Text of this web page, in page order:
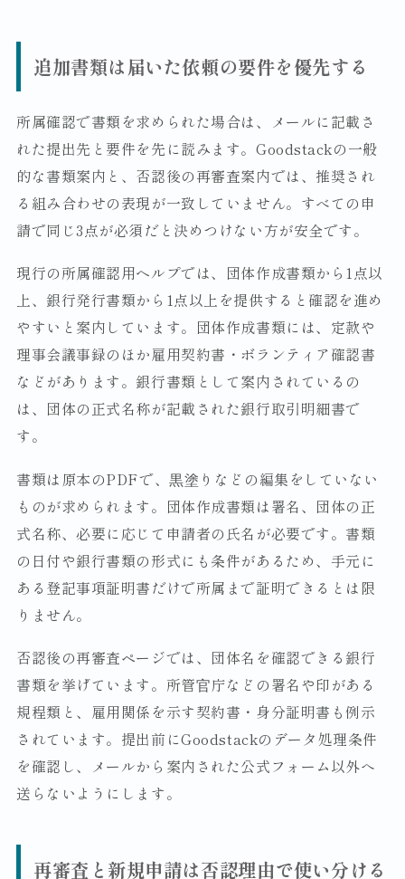
追加書類は届いた依頼の要件を優先する
所属確認で書類を求められた場合は、メールに記載さ
れた提出先と要件を先に読みます。Goodstackの一般
的な書類案内と、否認後の再審査案内では、推奨され
る組み合わせの表現が一致していません。すべての申
請で同じ3点が必須だと決めつけない方が安全です。
現行の所属確認用ヘルプでは、団体作成書類から1点以
上、銀行発行書類から1点以上を提供すると確認を進め
やすいと案内しています。団体作成書類には、定款や
理事会議事録のほか雇用契約書・ボランティア確認書
などがあります。銀行書類として案内されているの
は、団体の正式名称が記載された銀行取引明細書で
す。
書類は原本のPDFで、黒塗りなどの編集をしていない
ものが求められます。団体作成書類は署名、団体の正
式名称、必要に応じて申請者の氏名が必要です。書類
の日付や銀行書類の形式にも条件があるため、手元に
ある登記事項証明書だけで所属まで証明できるとは限
りません。
否認後の再審査ページでは、団体名を確認できる銀行
書類を挙げています。所管官庁などの署名や印がある
規程類と、雇用関係を示す契約書・身分証明書も例示
されています。提出前にGoodstackのデータ処理条件
を確認し、メールから案内された公式フォーム以外へ
送らないようにします。
再審査と新規申請は否認理由で使い分ける